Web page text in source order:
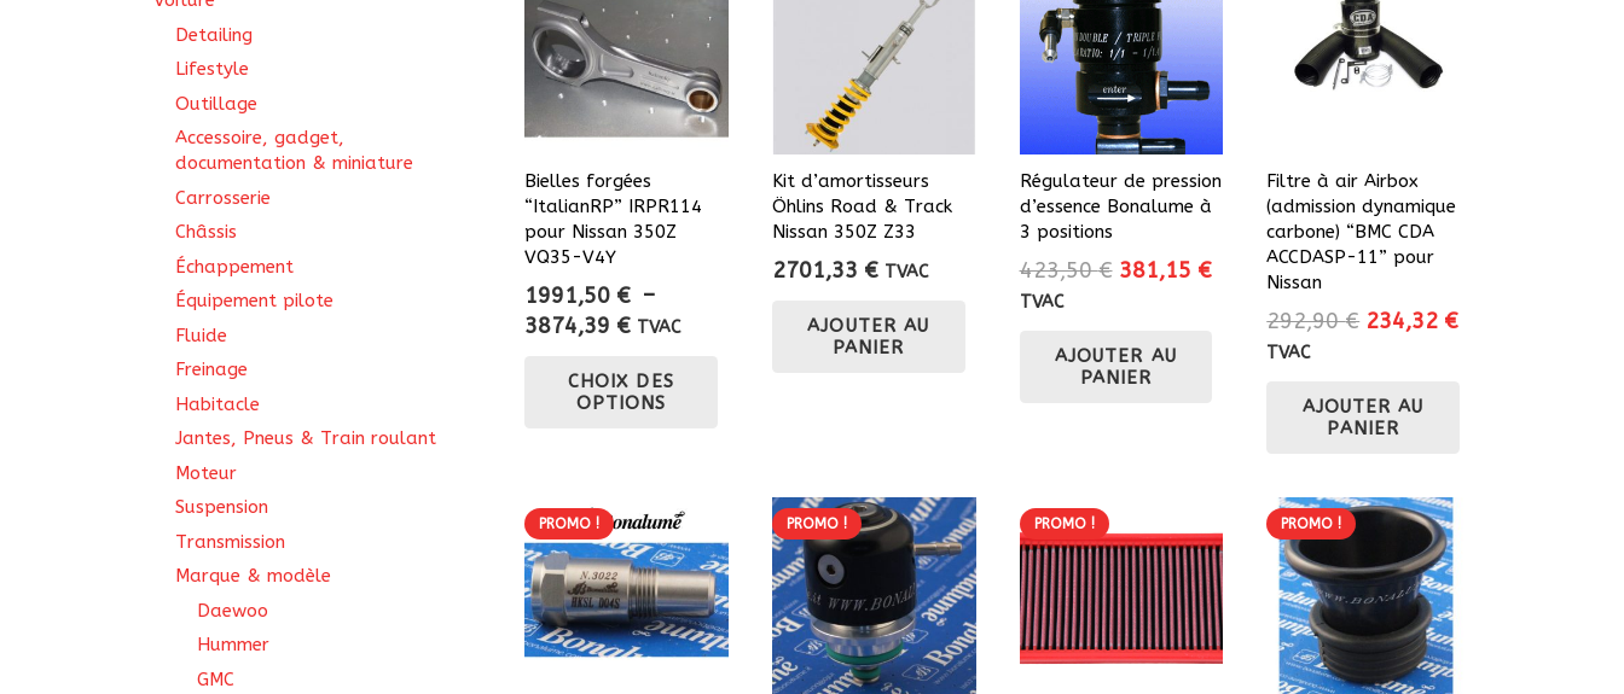
Bielles forgées
“ItalianRP” IRPR114
pour Nissan 350Z
VQ35-V4Y
1991,50 € –
3874,39 €Plage
prix :
1991,50 €
TVAC
CHOIX DES
OPTIONS
options
peuvent
être
choisies
Kit d’amortisseurs
Öhlins Road & Track
Nissan 350Z Z33
2701,33 € TVAC
AJOUTER AU
PANIER
Régulateur de pression
d’essence Bonalume à
3 positions
423,50€ Le
était :
423,50 €.
381,15 €Le
actuel
TVAC
AJOUTER AU
PANIER
Filtre à air Airbox
(admission dynamique
carbone) “BMC CDA
ACCDASP-11” pour
Nissan
292,90€ Le
était :
292,90 €.
234,32 €Le
TVAC
AJOUTER AU
PANIER
PROMO ! PROMO ! PROMO ! PROMO !
Detailing
Lifestyle
Outillage
Accessoire, gadget,
documentation & miniature
Carrosserie
Châssis
Échappement
Équipement pilote
Fluide
Freinage
Habitacle
Jantes, Pneus & Train roulant
Moteur
Suspension
Transmission
Marque & modèle
Daewoo
Hummer
GMC